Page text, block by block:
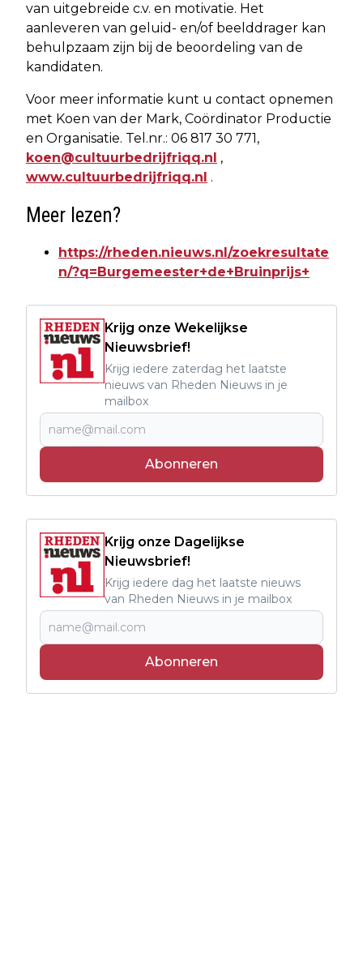
van uitgebreide c.v. en motivatie. Het
aanleveren van geluid- en/of beelddrager kan
behulpzaam zijn bij de beoordeling van de
kandidaten.
Voor meer informatie kunt u contact opnemen
met Koen van der Mark, Coördinator Productie
en Organisatie. Tel.nr.: 06 817 30 771,
koen@cultuurbedrijfriqq.nl ,
www.cultuurbedrijfriqq.nl .
Meer lezen?
https://rheden.nieuws.nl/zoekresultate
n/?q=Burgemeester+de+Bruinprijs+
Krijg onze Wekelijkse
Nieuwsbrief!
Krijg iedere zaterdag het laatste
nieuws van Rheden Nieuws in je
mailbox
Abonneren
Krijg onze Dagelijkse
Nieuwsbrief!
Krijg iedere dag het laatste nieuws
van Rheden Nieuws in je mailbox
Abonneren